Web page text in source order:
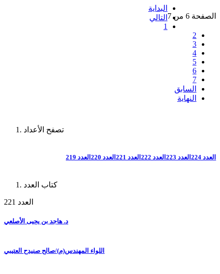
الصفحة 6 من 7
البداية
التالي
1
2
3
4
5
6
7
السابق
النهاية
تصفح الأعداد
العدد 224 العدد 223 العدد 222 العدد 221 العدد 220 العدد 219
كتاب العدد
العدد 221
د. هاجد بن يحيى الأصلعي
اللواء المهندس(م)/صالح صنيدح العتيبي